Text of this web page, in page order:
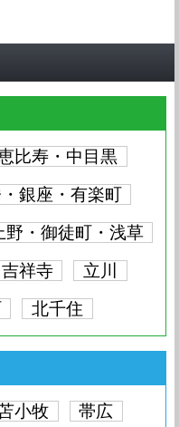
比寿・中目黒
銀座・有楽町
野・御徒町・浅草
吉祥寺
立川
北千住
小牧
帯広